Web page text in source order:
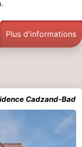
Plus d'informations
Cadzand-Bad